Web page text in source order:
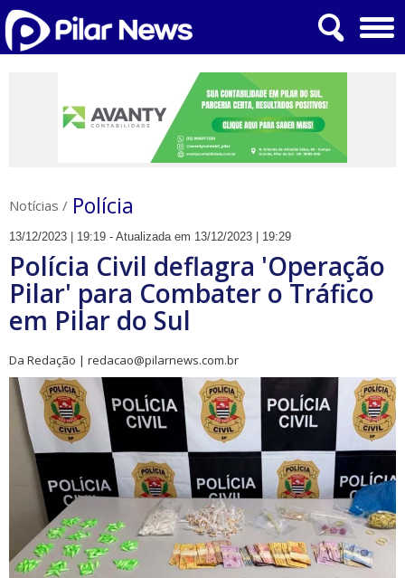
Notícias / Polícia
13/12/2023 | 19:19 - Atualizada em 13/12/2023 | 19:29
Polícia Civil deflagra 'Operação
Pilar' para Combater o Tráfico
em Pilar do Sul
Da Redação | redacao@pilarnews.com.br